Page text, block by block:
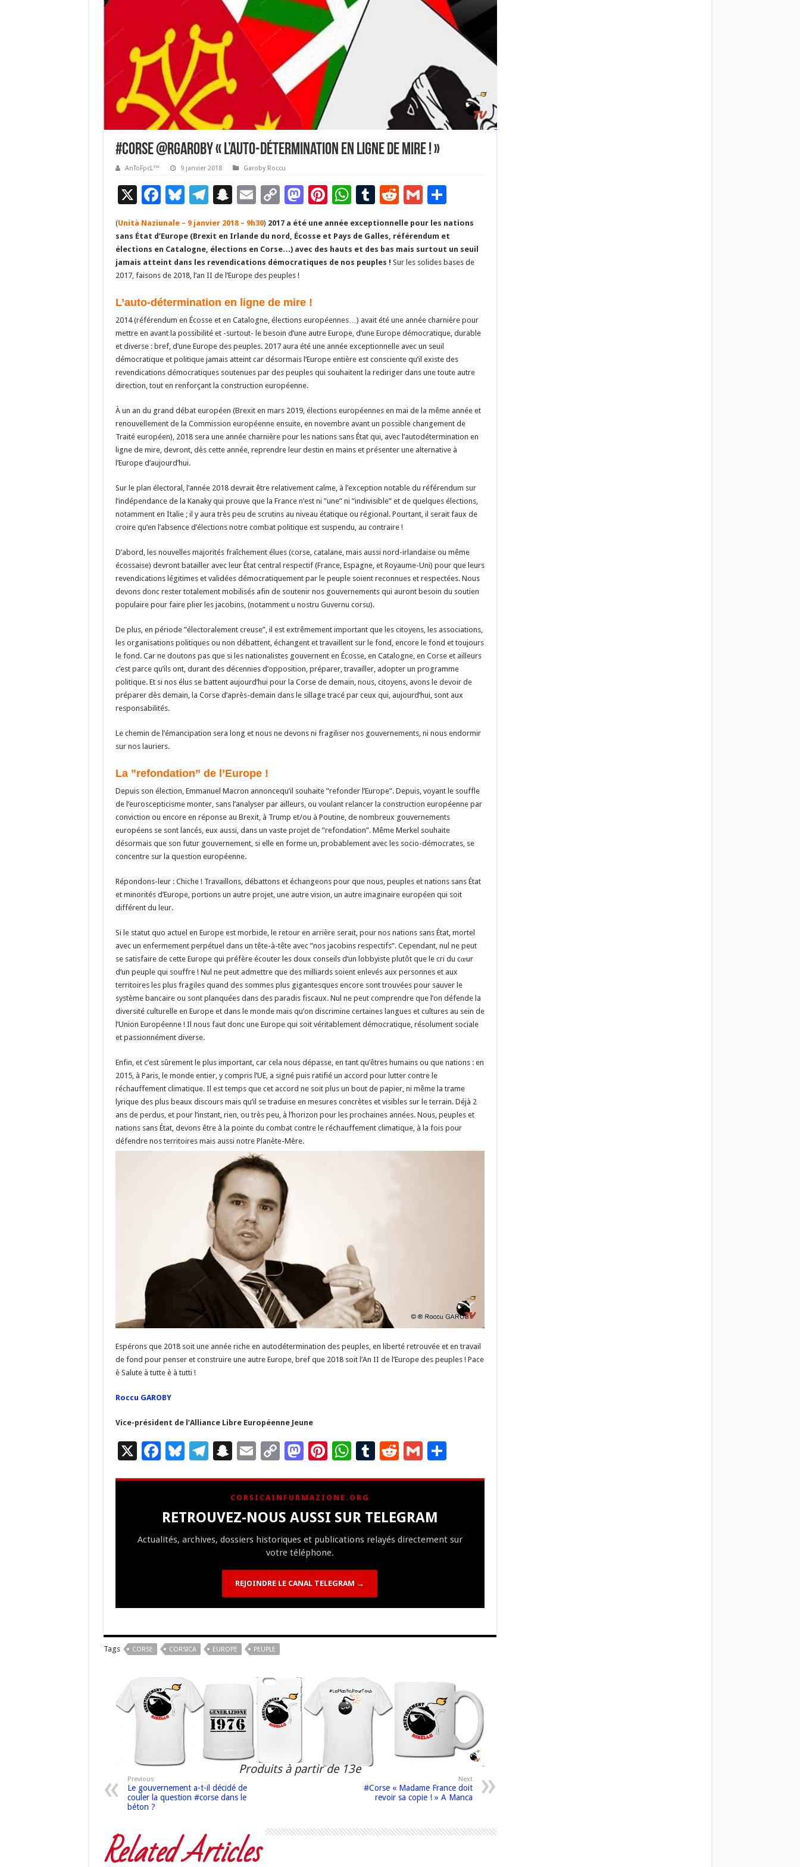
#Corse @RGaroby « L’auto-détermination en ligne de mire ! »
AnToFpcL™ 9 janvier 2018 Garoby Roccu
X F
ac
e
b
o
k
Bl
u
es
ky
T
el
e
gr
a
S
a
p
c
at
E
ai
l
C
p
y
Li
k
M
as
to
d
o
Pi
nt
er
es
t
W
at
sA
p
T
u
m
bl
r
R
e
d
di
t
G
m
ai
l
P
ar
ta
g
er
(Unità Naziunale – 9 janvier 2018 – 9h30) 2017 a été une année exceptionnelle pour les nations
sans État d’Europe (Brexit en Irlande du nord, Écosse et Pays de Galles, référendum et
élections en Catalogne, élections en Corse…) avec des hauts et des bas mais surtout un seuil
jamais atteint dans les revendications démocratiques de nos peuples ! Sur les solides bases de
2017, faisons de 2018, l’an II de l’Europe des peuples !
L’auto-détermination en ligne de mire !
2014 (référendum en Écosse et en Catalogne, élections européennes…) avait été une année charnière pour
mettre en avant la possibilité et -surtout- le besoin d’une autre Europe, d’une Europe démocratique, durable
et diverse : bref, d’une Europe des peuples. 2017 aura été une année exceptionnelle avec un seuil
démocratique et politique jamais atteint car désormais l’Europe entière est consciente qu’il existe des
revendications démocratiques soutenues par des peuples qui souhaitent la rediriger dans une toute autre
direction, tout en renforçant la construction européenne.
À un an du grand débat européen (Brexit en mars 2019, élections européennes en mai de la même année et
renouvellement de la Commission européenne ensuite, en novembre avant un possible changement de
Traité européen), 2018 sera une année charnière pour les nations sans État qui, avec l’autodétermination en
ligne de mire, devront, dès cette année, reprendre leur destin en mains et présenter une alternative à
l’Europe d’aujourd’hui.
Sur le plan électoral, l’année 2018 devrait être relativement calme, à l’exception notable du référendum sur
l’indépendance de la Kanaky qui prouve que la France n’est ni ”une” ni ”indivisible” et de quelques élections,
notamment en Italie ; il y aura très peu de scrutins au niveau étatique ou régional. Pourtant, il serait faux de
croire qu’en l’absence d’élections notre combat politique est suspendu, au contraire !
D’abord, les nouvelles majorités fraîchement élues (corse, catalane, mais aussi nord-irlandaise ou même
écossaise) devront batailler avec leur État central respectif (France, Espagne, et Royaume-Uni) pour que leurs
revendications légitimes et validées démocratiquement par le peuple soient reconnues et respectées. Nous
devons donc rester totalement mobilisés afin de soutenir nos gouvernements qui auront besoin du soutien
populaire pour faire plier les jacobins, (notamment u nostru Guvernu corsu).
De plus, en période ”électoralement creuse”, il est extrêmement important que les citoyens, les associations,
les organisations politiques ou non débattent, échangent et travaillent sur le fond, encore le fond et toujours
le fond. Car ne doutons pas que si les nationalistes gouvernent en Écosse, en Catalogne, en Corse et ailleurs
c’est parce qu’ils ont, durant des décennies d’opposition, préparer, travailler, adopter un programme
politique. Et si nos élus se battent aujourd’hui pour la Corse de demain, nous, citoyens, avons le devoir de
préparer dès demain, la Corse d’après-demain dans le sillage tracé par ceux qui, aujourd’hui, sont aux
responsabilités.
Le chemin de l’émancipation sera long et nous ne devons ni fragiliser nos gouvernements, ni nous endormir
sur nos lauriers.
La ”refondation” de l’Europe !
Depuis son élection, Emmanuel Macron annoncequ’il souhaite ”refonder l’Europe”. Depuis, voyant le souffle
de l’euroscepticisme monter, sans l’analyser par ailleurs, ou voulant relancer la construction européenne par
conviction ou encore en réponse au Brexit, à Trump et/ou à Poutine, de nombreux gouvernements
européens se sont lancés, eux aussi, dans un vaste projet de ”refondation”. Même Merkel souhaite
désormais que son futur gouvernement, si elle en forme un, probablement avec les socio-démocrates, se
concentre sur la question européenne.
Répondons-leur : Chiche ! Travaillons, débattons et échangeons pour que nous, peuples et nations sans État
et minorités d’Europe, portions un autre projet, une autre vision, un autre imaginaire européen qui soit
différent du leur.
Si le statut quo actuel en Europe est morbide, le retour en arrière serait, pour nos nations sans État, mortel
avec un enfermement perpétuel dans un tête-à-tête avec ”nos jacobins respectifs”. Cependant, nul ne peut
se satisfaire de cette Europe qui préfère écouter les doux conseils d’un lobbyiste plutôt que le cri du cœur
d’un peuple qui souffre ! Nul ne peut admettre que des milliards soient enlevés aux personnes et aux
territoires les plus fragiles quand des sommes plus gigantesques encore sont trouvées pour sauver le
système bancaire ou sont planquées dans des paradis fiscaux. Nul ne peut comprendre que l’on défende la
diversité culturelle en Europe et dans le monde mais qu’on discrimine certaines langues et cultures au sein de
l’Union Européenne ! Il nous faut donc une Europe qui soit véritablement démocratique, résolument sociale
et passionnément diverse.
Enfin, et c’est sûrement le plus important, car cela nous dépasse, en tant qu’êtres humains ou que nations : en
2015, à Paris, le monde entier, y compris l’UE, a signé puis ratifié un accord pour lutter contre le
réchauffement climatique. Il est temps que cet accord ne soit plus un bout de papier, ni même la trame
lyrique des plus beaux discours mais qu’il se traduise en mesures concrètes et visibles sur le terrain. Déjà 2
ans de perdus, et pour l’instant, rien, ou très peu, à l’horizon pour les prochaines années. Nous, peuples et
nations sans État, devons être à la pointe du combat contre le réchauffement climatique, à la fois pour
défendre nos territoires mais aussi notre Planète-Mère.
Espérons que 2018 soit une année riche en autodétermination des peuples, en liberté retrouvée et en travail
de fond pour penser et construire une autre Europe, bref que 2018 soit l’An II de l’Europe des peuples ! Pace
è Salute à tutte è à tutti !
Roccu GAROBY
Vice-président de l’Alliance Libre Européenne Jeune
X
F
b
o
o
Bl
ky
T
gr
a
m
S
a
p
c
h
at
E
ai
l
C
p
y
Li
n
k
M
to
d
o
n
Pi
er
es
t
W
at
sA
p
p
T
bl
r
R
di
t
G
l
CORSICAINFURMAZIONE.ORG
RETROUVEZ-NOUS AUSSI SUR TELEGRAM
Actualités, archives, dossiers historiques et publications relayés directement sur
votre téléphone.
REJOINDRE LE CANAL TELEGRAM →
Tags CORSE CORSICA EUROPE PEUPLE
Produits à partir de 13e
Previous
Le gouvernement a-t-il décidé de
couler la question #corse dans le
béton ?
Next
#Corse « Madame France doit
revoir sa copie ! » A Manca
Related Articles